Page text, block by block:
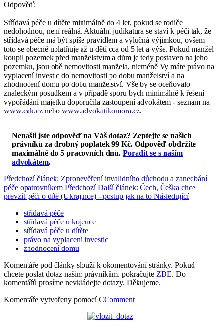
Odpověď:
Střídavá péče u dítěte minimálně do 4 let, pokud se rodiče
nedohodnou, není reálná. Aktuální judikatura se staví k péči tak, že
střídavá péče má být spíše pravidlem a výlučná výjimkou, ovšem
toto se obecně uplatňuje až u dětí cca od 5 let a výše. Pokud manžel
koupil pozemek před manželstvím a dům je tedy postaven na jeho
pozemku, jsou obě nemovitosti manžela, nicméně Vy máte právo na
vyplacení investic do nemovitosti po dobu manželství a na
zhodnocení domu po dobu manželství. Vše by se oceňovalo
znaleckým posudkem a v případě sporu bych minimálně k řešení
vypořádání majetku doporučila zastoupení advokátem - seznam na
www.cak.cz nebo www.advokatikomora.cz.
Nenašli jste odpověď na Váš dotaz? Zeptejte se našich
právníků za drobný poplatek 99 Kč. Odpověď obdržíte
maximálně do 5 pracovních dnů. Poradit se s naším
advokátem.
Předchozí článek: Zpronevěření invalidního důchodu a zanedbání
péče opatrovníkem Předchozí Další článek: Čech, Češka chce
převzít péči o dítě (Ukrajince) - postup jak na to Následující
střídavá péče
střídavá péče u kojence
střídavá péče u dítěte
právo na vyplacení investic
zhodnocení domu
Komentáře pod články slouží k okomentování stránky. Pokud
chcete poslat dotaz našim právníkům, pokračujte ZDE. Do
komentářů prosíme nevkládejte dotazy. Děkujeme.
Komentáře vytvořeny pomocíCComment